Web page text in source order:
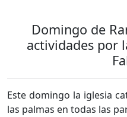
Domingo de
actividades por
Este domingo la iglesia
las palmas en todas las